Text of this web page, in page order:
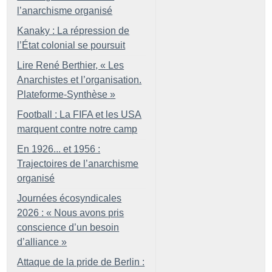
l’anarchisme organisé
Kanaky : La répression de
l’État colonial se poursuit
Lire René Berthier, « Les
Anarchistes et l’organisation.
Plateforme-Synthèse »
Football : La FIFA et les USA
marquent contre notre camp
En 1926... et 1956 :
Trajectoires de l’anarchisme
organisé
Journées écosyndicales
2026 : « Nous avons pris
conscience d’un besoin
d’alliance »
Attaque de la pride de Berlin :